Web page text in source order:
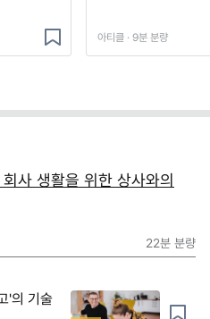
아티클 · 9분 분량
사 생활을 위한 상사와의
22분 분량
'의 기술